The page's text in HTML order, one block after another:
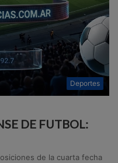
Deportes
DE FUTBOL:
de la cuarta fecha